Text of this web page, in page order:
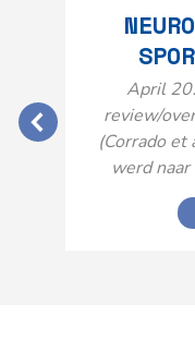
April
review/
(Corrado et
werd